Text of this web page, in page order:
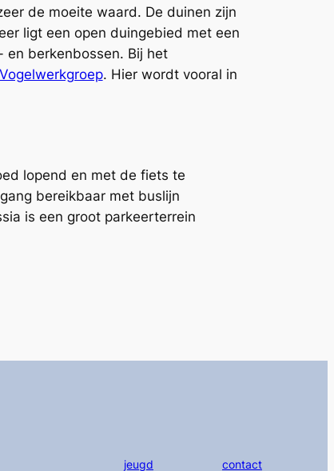
de moeite waard. De duinen zijn
ligt een open duingebied met een
en berkenbossen. Bij het
. Hier wordt vooral in
lopend en met de fiets te
bereikbaar met buslijn
is een groot parkeerterrein
jeugd contact